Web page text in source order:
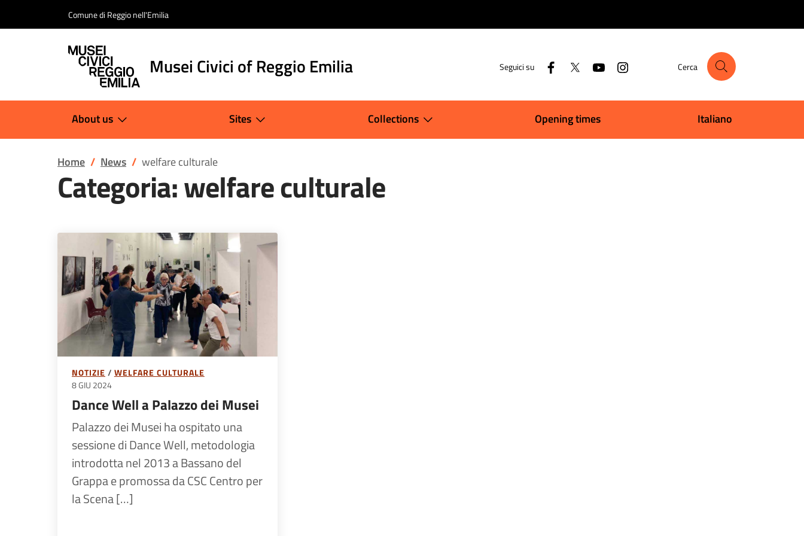
Comune di Reggio nell'Emilia
Musei Civici of Reggio Emilia Seguici su Cerca
About us Sites Collections Opening times Italiano
Home News welfare culturale
Categoria:welfare culturale
NOTIZIE
WELFARE CULTURALE
8 GIU 2024
Dance Well a Palazzo dei Musei
Palazzo dei Musei ha ospitato una
sessione di Dance Well, metodologia
introdotta nel 2013 a Bassano del
Grappa e promossa da CSC Centro per
la Scena […]